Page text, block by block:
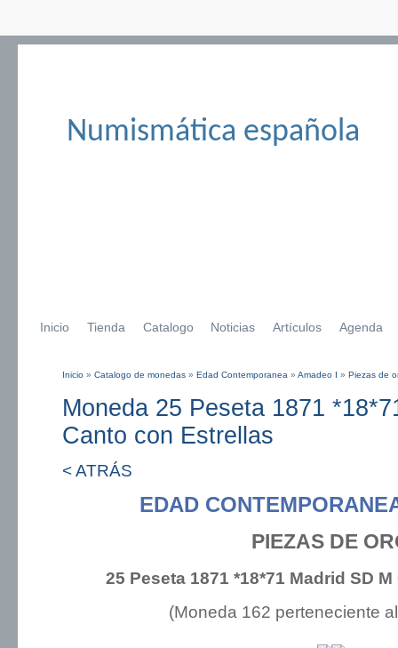
Numismática española
Inicio Tienda Catalogo Noticias Artículos Agenda
Inicio » Catalogo de monedas » Edad Contemporanea » Amadeo I » Piezas de
Moneda 25 Peseta 1871
Canto con Estrellas
< ATRÁS
EDAD
PIEZAS DE
25 Peseta 1871 *18*71 Madrid SD
(Moneda 162 perteneciente